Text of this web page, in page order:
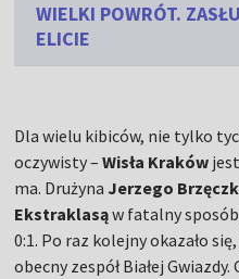
WIELKI POWRÓT.
ELICIE
Dla wielu kibiców, nie tylko
oczywisty –Wisła Kraków
ma. Drużyna Jerzego
Ekstraklasąw fatalny
0:1. Po raz kolejny okazało
obecny zespół Białej